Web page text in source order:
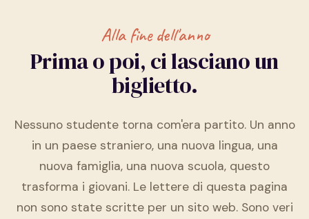
Alla fine dell'anno
Prima o poi, ci lasciano un
biglietto.
Nessuno studente torna com'era partito. Un anno
in un paese straniero, una nuova lingua, una
nuova famiglia, una nuova scuola, questo
trasforma i giovani. Le lettere di questa pagina
non sono state scritte per un sito web. Sono veri